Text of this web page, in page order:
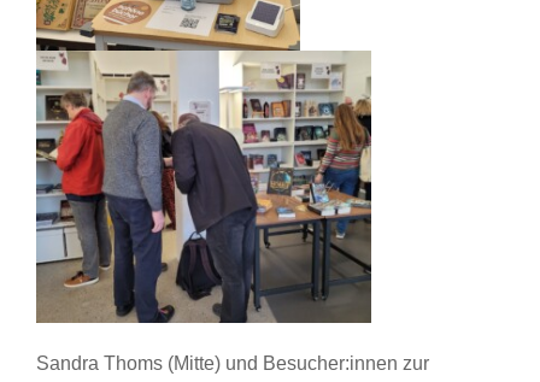
Sandra Thoms (Mitte) und Besucher:innen zur